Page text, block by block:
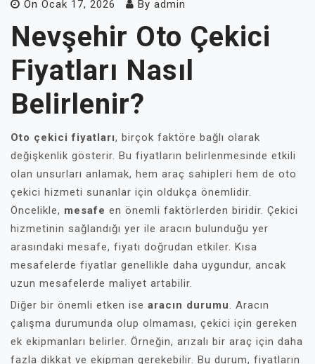
On Ocak 17, 2026 By admin
Nevşehir Oto Çekici
Fiyatları Nasıl
Belirlenir?
Oto çekici fiyatları, birçok faktöre bağlı olarak
değişkenlik gösterir. Bu fiyatların belirlenmesinde etkili
olan unsurları anlamak, hem araç sahipleri hem de oto
çekici hizmeti sunanlar için oldukça önemlidir.
Öncelikle, mesafe en önemli faktörlerden biridir. Çekici
hizmetinin sağlandığı yer ile aracın bulunduğu yer
arasındaki mesafe, fiyatı doğrudan etkiler. Kısa
mesafelerde fiyatlar genellikle daha uygundur, ancak
uzun mesafelerde maliyet artabilir.
Diğer bir önemli etken ise aracın durumu. Aracın
çalışma durumunda olup olmaması, çekici için gereken
ek ekipmanları belirler. Örneğin, arızalı bir araç için daha
fazla dikkat ve ekipman gerekebilir. Bu durum, fiyatların